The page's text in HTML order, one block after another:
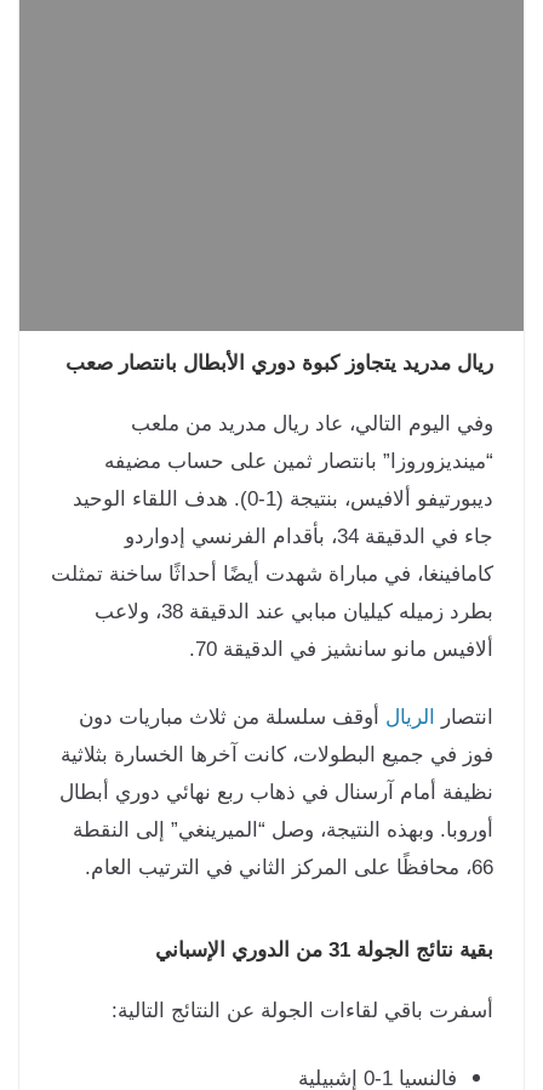
مدريد يتجاوز كبوة دوري الأبطال بانتصار صعب
اليوم التالي، عاد ريال مدريد من ملعب
بانتصار ثمين على حساب مضيفه
ديبورتيفو ألافيس، بنتيجة (1-0). هدف اللقاء الوحيد
جاء في الدقيقة 34، بأقدام الفرنسي إدواردو
في مباراة شهدت أيضًا أحداثًا ساخنة تمثلت
بطرد زميله كيليان مبابي عند الدقيقة 38، ولاعب
مانو سانشيز في الدقيقة 70.
الريالأوقف سلسلة من ثلاث مباريات دون
في جميع البطولات، كانت آخرها الخسارة بثلاثية
أمام آرسنال في ذهاب ربع نهائي دوري أبطال
وبهذه النتيجة، وصل “الميرينغي” إلى النقطة
الجولة 31 من الدوري الإسباني
باقي لقاءات الجولة عن النتائج التالية:
فالنسيا 1-0 إشبيلية